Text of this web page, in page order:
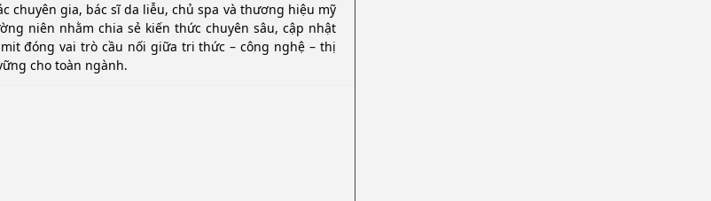
chuyên gia, bác sĩ da liễu, chủ spa và thương hiệu mỹ
niên nhằm chia sẻ kiến thức chuyên sâu, cập nhật
đóng vai trò cầu nối giữa tri thức – công nghệ – thị
cho toàn ngành.